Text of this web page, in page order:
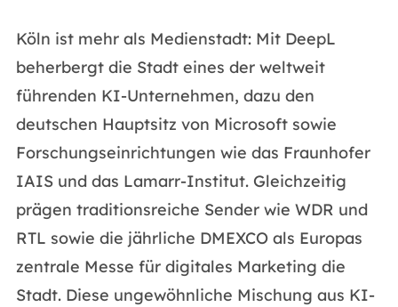
Köln ist mehr als Medienstadt: Mit DeepL
beherbergt die Stadt eines der weltweit
führenden KI-Unternehmen, dazu den
deutschen Hauptsitz von Microsoft sowie
Forschungseinrichtungen wie das Fraunhofer
IAIS und das Lamarr-Institut. Gleichzeitig
prägen traditionsreiche Sender wie WDR und
RTL sowie die jährliche DMEXCO als Europas
zentrale Messe für digitales Marketing die
Stadt. Diese ungewöhnliche Mischung aus KI-